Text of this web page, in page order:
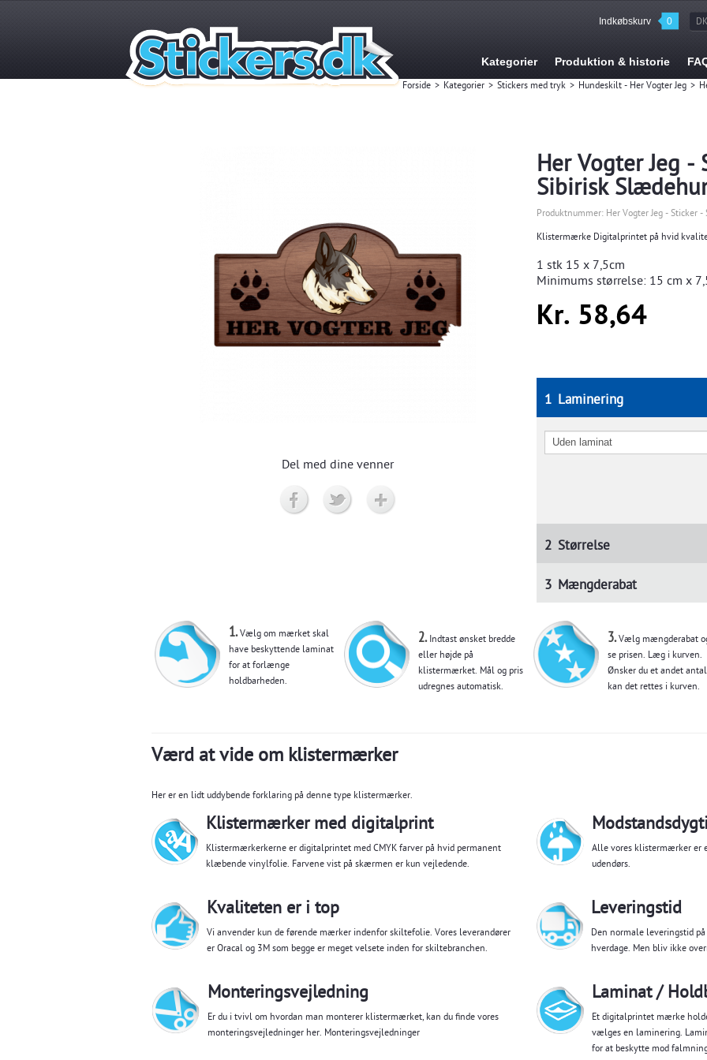
Indkøbskurv 0
Kategorier Produktion & historie
Forside > Kategorier > Stickers med tryk > Hundeskilt - Her Vogter Jeg >
Del med dine venner
Her Vogter Jeg -
Sibirisk
Produktnummer: Her Vogter Jeg - Sticker
Klistermærke Digitalprintet på hvid
1 stk 15 x 7,5cm
Minimums størrelse: 15 cm x
Kr. 58,64
1 Laminering
2 Størrelse
3 Mængderabat
1.Vælg om mærket skal
have beskyttende laminat
for at forlænge
holdbarheden.
2.Indtast ønsket bredde
eller højde på
klistermærket. Mål og pris
udregnes automatisk.
3.Vælg mængderabat
se prisen. Læg i kurven.
Ønsker du et andet
kan det rettes i kurven.
Værd at vide om klistermærker
Her er en lidt uddybende forklaring på denne type klistermærker.
Klistermærker med digitalprint
Klistermærkerkerne er digitalprintet med CMYK farver på hvid permanent
klæbende vinylfolie. Farvene vist på skærmen er kun vejledende.
Alle vores klistermærker er
udendørs.
Kvaliteten er i top
Vi anvender kun de førende mærker indenfor skiltefolie. Vores leverandører
er Oracal og 3M som begge er meget velsete inden for skiltebranchen.
Leveringstid
Den normale leveringstid
hverdage. Men bliv ikke
Monteringsvejledning
Er du i tvivl om hvordan man monterer klistermærket, kan du finde vores
monteringsvejledninger her. Monteringsvejledninger
Laminat /
Et digitalprintet mærke
vælges en laminering.
for at beskytte mod